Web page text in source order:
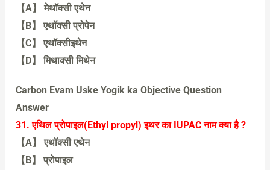
【A】 मेथॉक्सी एथेन
【B】 एथॉक्सी प्रोपेन
【C】 एथॉक्सीइथेन
【D】 मिथाक्सी मिथेन
【D】 मिथाक्सी मिथेन
Carbon Evam Uske Yogik ka Objective Question
Answer
31. एथिल प्रोपाइल(Ethyl propyl) इथर का IUPAC नाम क्या है ?
【A】 एथॉक्सी एथेन
【B】 प्रोपाइल